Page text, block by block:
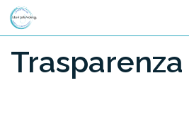
Salta al contenuto
Trasparenza